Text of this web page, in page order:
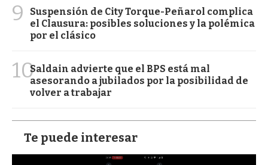
9
Suspensión de City Torque-Peñarol complica
el Clausura: posibles soluciones y la polémica
por el clásico
10Saldain advierte que el BPS está mal
asesorando a jubilados por la posibilidad de
volver a trabajar
Te puede interesar